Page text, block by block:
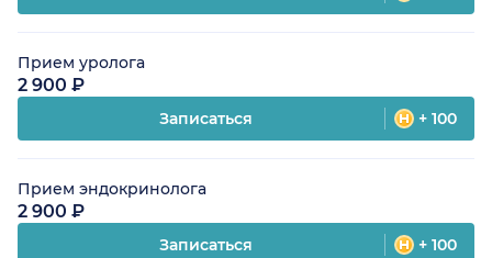
Прием уролога
2 900 ₽
Записаться + 100
Прием эндокринолога
2 900 ₽
Записаться + 100